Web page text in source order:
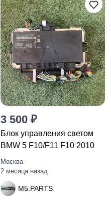
3 500 ₽
Блок управления светом
BMW 5 F10/F11 F10 2010
Москва
2 месяца назад
M5.PARTS